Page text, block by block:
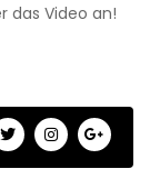
das Video an!